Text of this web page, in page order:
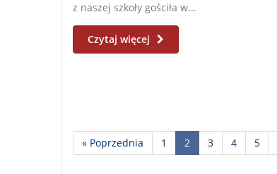
z naszej szkoły gościła w...
Czytaj więcej
« Poprzednia 1 2 3 4 5